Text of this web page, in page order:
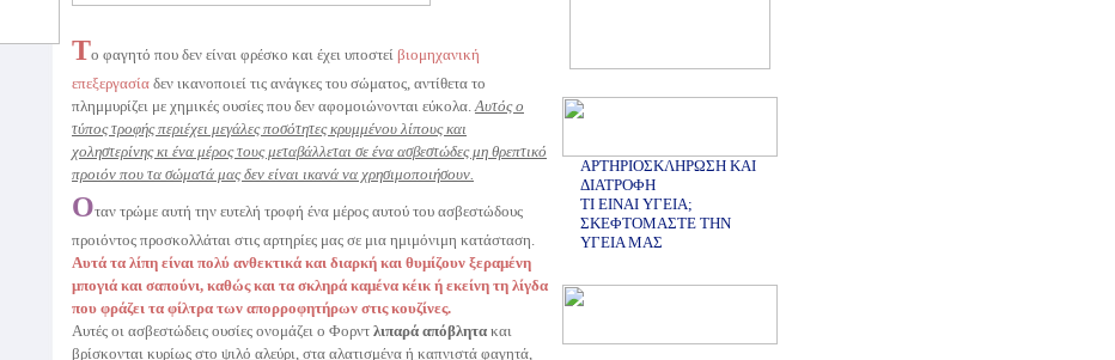
Το φαγητό που δεν είναι φρέσκο και έχει υποστεί βιομηχανική
επεξεργασία δεν ικανοποιεί τις ανάγκες του σώματος, αντίθετα το
πλημμυρίζει με χημικές ουσίες που δεν αφομοιώνονται εύκολα.Αυτός ο
τύπος τροφής περιέχει μεγάλες ποσότητες κρυμμένου λίπους και
χοληστερίνης κι ένα μέρος τους μεταβάλλεται σε ένα ασβεστώδες μη θρεπτικό
προιόν που τα σώματά μας δεν είναι ικανά να χρησιμοποιήσουν.
Οταν τρώμε αυτή την ευτελή τροφή ένα μέρος αυτού του ασβεστώδους
προιόντος προσκολλάται στις αρτηρίες μας σε μια ημιμόνιμη κατάσταση.
Αυτά τα λίπη είναι πολύ ανθεκτικά και διαρκή και θυμίζουν ξεραμένη
μπογιά και σαπούνι, καθώς και τα σκληρά καμένα κέικ ή εκείνη τη λίγδα
που φράζει τα φίλτρα των απορροφητήρων στις κουζίνες.
Αυτές οι ασβεστώδεις ουσίες ονομάζει ο Φορντ λιπαρά απόβλητα και
βρίσκονται κυρίως στο ψιλό αλεύρι, στα αλατισμένα ή καπνιστά φαγητά,
ΑΡΤΗΡΙΟΣΚΛΗΡΩΣΗ ΚΑΙ
ΔΙΑΤΡΟΦΗ
ΤΙ ΕΙΝΑΙ ΥΓΕΙΑ;
ΣΚΕΦΤΟΜΑΣΤΕ ΤΗΝ
ΥΓΕΙΑ ΜΑΣ